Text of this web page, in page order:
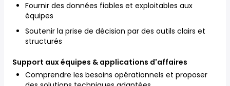
Fournir des données fiables et exploitables aux
équipes
Soutenir la prise de décision par des outils clairs et
structurés
Support aux équipes & applications d'affaires
Comprendre les besoins opérationnels et proposer